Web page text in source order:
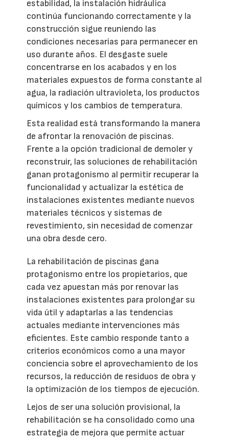
estabilidad, la instalación hidráulica
continúa funcionando correctamente y la
construcción sigue reuniendo las
condiciones necesarias para permanecer en
uso durante años. El desgaste suele
concentrarse en los acabados y en los
materiales expuestos de forma constante al
agua, la radiación ultravioleta, los productos
químicos y los cambios de temperatura.
Esta realidad está transformando la manera
de afrontar la renovación de piscinas.
Frente a la opción tradicional de demoler y
reconstruir, las soluciones de rehabilitación
ganan protagonismo al permitir recuperar la
funcionalidad y actualizar la estética de
instalaciones existentes mediante nuevos
materiales técnicos y sistemas de
revestimiento, sin necesidad de comenzar
una obra desde cero.
La rehabilitación de piscinas gana
protagonismo entre los propietarios, que
cada vez apuestan más por renovar las
instalaciones existentes para prolongar su
vida útil y adaptarlas a las tendencias
actuales mediante intervenciones más
eficientes. Este cambio responde tanto a
criterios económicos como a una mayor
conciencia sobre el aprovechamiento de los
recursos, la reducción de residuos de obra y
la optimización de los tiempos de ejecución.
Lejos de ser una solución provisional, la
rehabilitación se ha consolidado como una
estrategia de mejora que permite actuar